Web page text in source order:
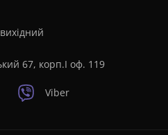
67, корп.I оф. 119
Viber